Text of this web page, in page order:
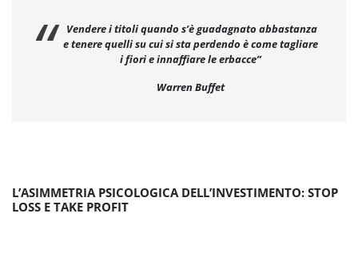
Vendere i titoli quando s’è guadagnato abbastanza
e tenere quelli su cui si sta perdendo è come tagliare
i fiori e innaffiare le erbacce”
Warren Buffet
L’ASIMMETRIA PSICOLOGICA DELL’INVESTIMENTO: STOP
LOSS E TAKE PROFIT